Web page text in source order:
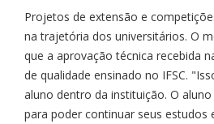
Projetos de extensão e
na trajetória dos universitários. O
que a aprovação técnica recebida
de qualidade ensinado no IFSC.
aluno dentro da instituição. O
para poder continuar seus estudos